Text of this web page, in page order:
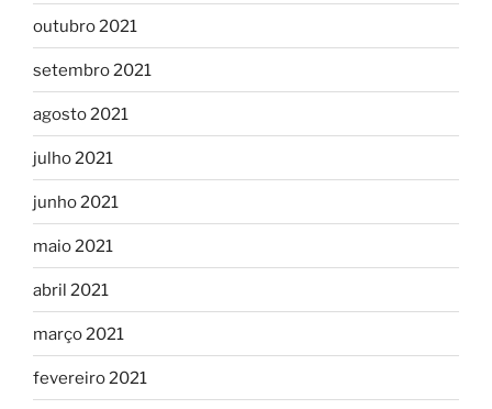
outubro 2021
setembro 2021
agosto 2021
julho 2021
junho 2021
maio 2021
abril 2021
março 2021
fevereiro 2021